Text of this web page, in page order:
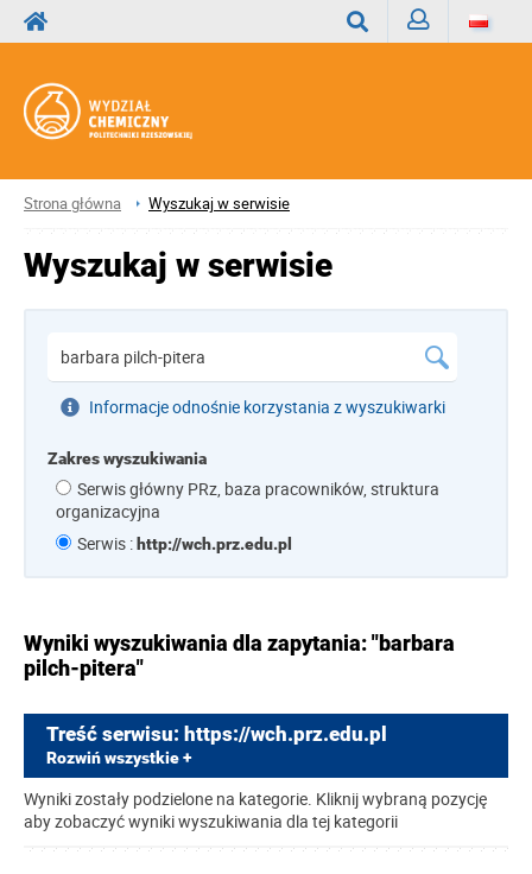
Strona główna Wyszukaj w serwisie
Wyszukaj w serwisie
Informacje odnośnie korzystania z wyszukiwarki
Zakres wyszukiwania
Serwis główny PRz, baza pracowników, struktura
organizacyjna
Serwis : http://wch.prz.edu.pl
Wyniki wyszukiwania dla zapytania: "barbara
pilch-pitera"
Treść serwisu: https://wch.prz.edu.pl
Rozwiń wszystkie +
Wyniki zostały podzielone na kategorie. Kliknij wybraną pozycję
aby zobaczyć wyniki wyszukiwania dla tej kategorii